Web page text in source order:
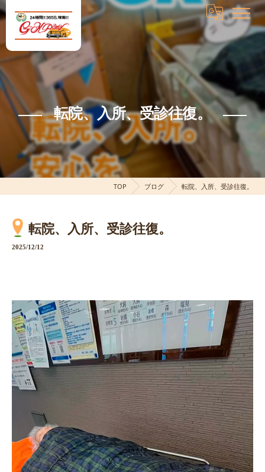
転院、入所、受診往復。
TOP ブログ 転院、入所、受診往復。
転院、入所、受診往復。
2025/12/12